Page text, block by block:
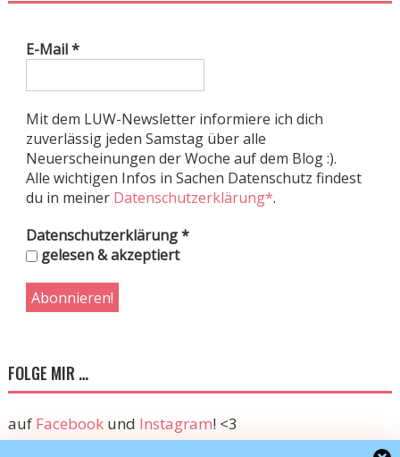
E-Mail*
Mit dem LUW-Newsletter informiere ich dich
zuverlässig jeden Samstag über alle
Neuerscheinungen der Woche auf dem Blog :).
Alle wichtigen Infos in Sachen Datenschutz findest
du in meiner Datenschutzerklärung*.
Datenschutzerklärung*
gelesen & akzeptiert
FOLGE MIR …
auf Facebookund Instagram! <3